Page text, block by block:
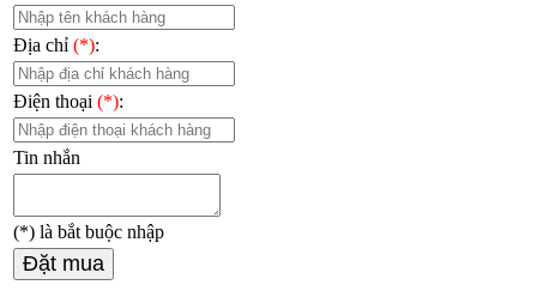
Địa chỉ (*):
Điện thoại (*):
Tin nhắn
(*) là bắt buộc nhập
Đặt mua